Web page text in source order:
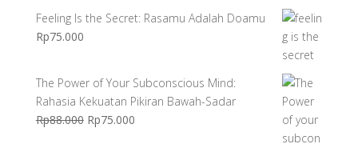
Feeling Is the Secret: Rasamu Adalah Doamu
Rp75.000
The Power of Your Subconscious Mind:
Rahasia Kekuatan Pikiran Bawah-Sadar
Rp88.000 Harga
Rp75.000Harga